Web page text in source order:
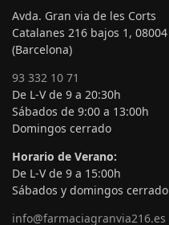
Avda. Gran via de les Corts
Catalanes 216 bajos 1, 08004
(Barcelona)
93 332 10 71
De L-V de 9 a 20:30h
Sábados de 9:00 a 13:00h
Domingos cerrado
Horario de Verano:
De L-V de 9 a 15:00h
Sábados y domingos cerrado
info@farmaciagranvia216.es